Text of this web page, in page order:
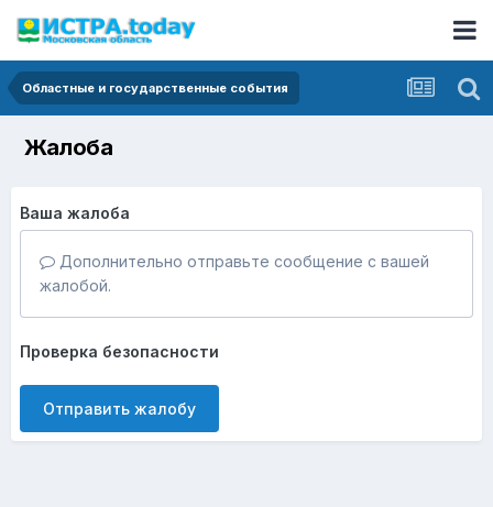
Областные и государственные события
Жалоба
Ваша жалоба
Дополнительно отправьте сообщение с вашей
жалобой.
Проверка безопасности
Отправить жалобу